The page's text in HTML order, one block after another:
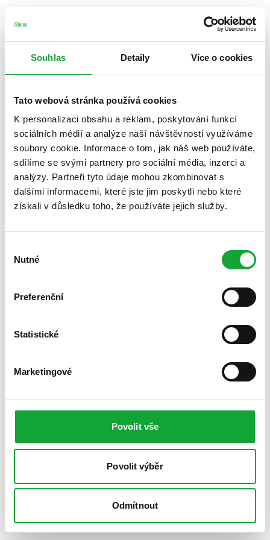
Souhlas Detaily Více o cookies
Tato webová stránka používá cookies
K personalizaci obsahu a reklam, poskytování funkcí
sociálních médií a analýze naší návštěvnosti využíváme
soubory cookie. Informace o tom, jak náš web používáte,
sdílíme se svými partnery pro sociální média, inzerci a
analýzy. Partneři tyto údaje mohou zkombinovat s
dalšími informacemi, které jste jim poskytli nebo které
získali v důsledku toho, že používáte jejich služby.
souhlasu
Nutné
Preferenční
Statistické
Marketingové
Povolit vše
Povolit výběr
Odmítnout